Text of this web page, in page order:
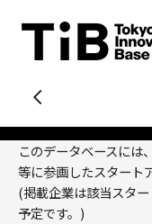
content
このデータベースには
等に参画したスタート
(掲載企業は該当スタ
予定です。)